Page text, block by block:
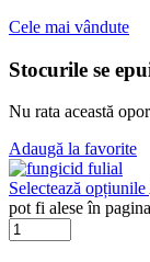
Cele mai vândute
Stocurile se
Nu rata această
Adaugă la favorite
Selectează opțiunile
pot fi alese în